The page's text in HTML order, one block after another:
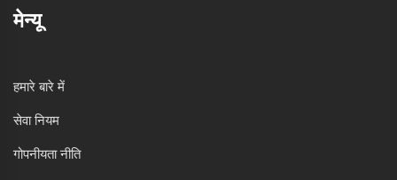
मेन्यू
हमारे बारे में
सेवा नियम
गोपनीयता नीति